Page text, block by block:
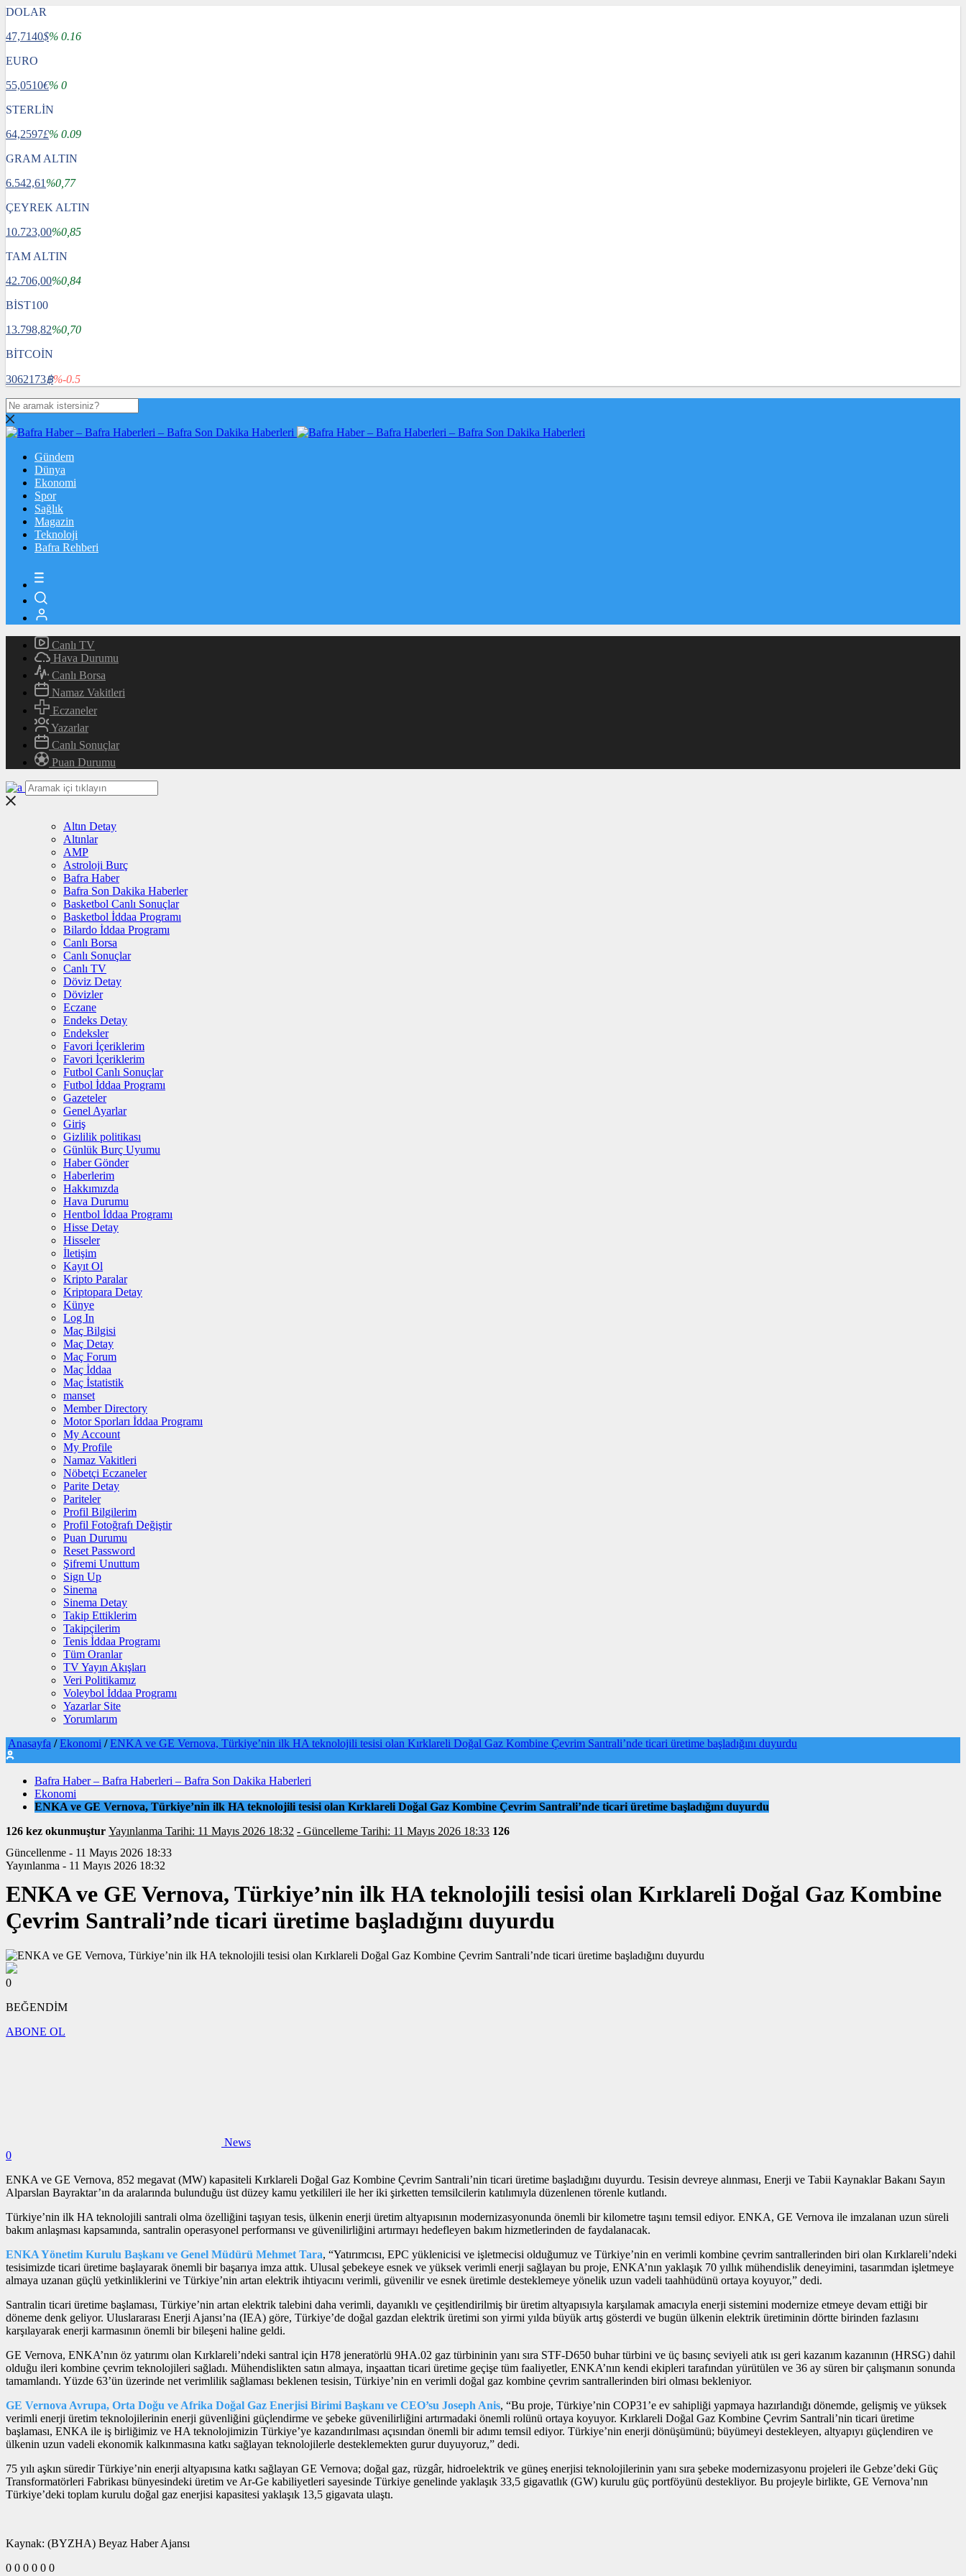
DOLAR
47,7140$% 0.16
EURO
55,0510€% 0
STERLİN
64,2597£% 0.09
GRAM ALTIN
6.542,61 %0,77
ÇEYREK ALTIN
10.723,00%0,85
TAM ALTIN
42.706,00%0,84
BİST100
13.798,82%0,70
BİTCOİN
3062173฿%-0.5
Gündem
Dünya
Ekonomi
Spor
Sağlık
Magazin
Teknoloji
Bafra Rehberi
Canlı TV
Hava Durumu
Canlı Borsa
Namaz Vakitleri
Eczaneler
Yazarlar
Canlı Sonuçlar
Puan Durumu
Altın Detay
Altınlar
AMP
Astroloji Burç
Bafra Haber
Bafra Son Dakika Haberler
Basketbol Canlı Sonuçlar
Basketbol İddaa Programı
Bilardo İddaa Programı
Canlı Borsa
Canlı Sonuçlar
Canlı TV
Döviz Detay
Dövizler
Eczane
Endeks Detay
Endeksler
Favori İçeriklerim
Favori İçeriklerim
Futbol Canlı Sonuçlar
Futbol İddaa Programı
Gazeteler
Genel Ayarlar
Giriş
Gizlilik politikası
Günlük Burç Uyumu
Haber Gönder
Haberlerim
Hakkımızda
Hava Durumu
Hentbol İddaa Programı
Hisse Detay
Hisseler
İletişim
Kayıt Ol
Kripto Paralar
Kriptopara Detay
Künye
Log In
Maç Bilgisi
Maç Detay
Maç Forum
Maç İddaa
Maç İstatistik
manset
Member Directory
Motor Sporları İddaa Programı
My Account
My Profile
Namaz Vakitleri
Nöbetçi Eczaneler
Parite Detay
Pariteler
Profil Bilgilerim
Profil Fotoğrafı Değiştir
Puan Durumu
Reset Password
Şifremi Unuttum
Sign Up
Sinema
Sinema Detay
Takip Ettiklerim
Takipçilerim
Tenis İddaa Programı
Tüm Oranlar
TV Yayın Akışları
Veri Politikamız
Voleybol İddaa Programı
Yazarlar Site
Yorumlarım
Anasayfa / Ekonomi / ENKA ve GE Vernova, Türkiye’nin ilk HA teknolojili tesisi olan Kırklareli Doğal Gaz Kombine Çevrim Santrali’nde ticari üretime başladığını duyurdu
Bafra Haber – Bafra Haberleri – Bafra Son Dakika Haberleri
Ekonomi
ENKA ve GE Vernova, Türkiye’nin ilk HA teknolojili tesisi olan Kırklareli Doğal Gaz Kombine Çevrim Santrali’nde ticari üretime başladığını duyurdu
126 kez okunmuştur Yayınlanma Tarihi: 11 Mayıs 2026 18:32 - Güncelleme Tarihi: 11 Mayıs 2026 18:33 126
Güncellenme - 11 Mayıs 2026 18:33
Yayınlanma - 11 Mayıs 2026 18:32
ENKA ve GE Vernova, Türkiye’nin ilk HA teknolojili tesisi olan Kırklareli Doğal Gaz Kombine
Çevrim Santrali’nde ticari üretime başladığını duyurdu
0
BEĞENDİM
ABONE OL
News
0
ENKA ve GE Vernova, 852 megavat (MW) kapasiteli Kırklareli Doğal Gaz Kombine Çevrim Santrali’nin ticari üretime başladığını duyurdu. Tesisin devreye alınması, Enerji ve Tabii Kaynaklar Bakanı Sayın
Alparslan Bayraktar’ın da aralarında bulunduğu üst düzey kamu yetkilileri ile her iki şirketten temsilcilerin katılımıyla düzenlenen törenle kutlandı.
Türkiye’nin ilk HA teknolojili santrali olma özelliğini taşıyan tesis, ülkenin enerji üretim altyapısının modernizasyonunda önemli bir kilometre taşını temsil ediyor. ENKA, GE Vernova ile imzalanan uzun süreli
bakım anlaşması kapsamında, santralin operasyonel performansı ve güvenilirliğini artırmayı hedefleyen bakım hizmetlerinden de faydalanacak.
ENKA Yönetim Kurulu Başkanı ve Genel Müdürü Mehmet Tara, “Yatırımcısı, EPC yüklenicisi ve işletmecisi olduğumuz ve Türkiye’nin en verimli kombine çevrim santrallerinden biri olan Kırklareli’ndeki
tesisimizde ticari üretime başlayarak önemli bir başarıya imza attık. Ulusal şebekeye esnek ve yüksek verimli enerji sağlayan bu proje, ENKA’nın yaklaşık 70 yıllık mühendislik deneyimini, tasarımdan işletmeye
almaya uzanan güçlü yetkinliklerini ve Türkiye’nin artan elektrik ihtiyacını verimli, güvenilir ve esnek üretimle desteklemeye yönelik uzun vadeli taahhüdünü ortaya koyuyor,” dedi.
Santralin ticari üretime başlaması, Türkiye’nin artan elektrik talebini daha verimli, dayanıklı ve çeşitlendirilmiş bir üretim altyapısıyla karşılamak amacıyla enerji sistemini modernize etmeye devam ettiği bir
döneme denk geliyor. Uluslararası Enerji Ajansı’na (IEA) göre, Türkiye’de doğal gazdan elektrik üretimi son yirmi yılda büyük artış gösterdi ve bugün ülkenin elektrik üretiminin dörtte birinden fazlasını
karşılayarak enerji karmasının önemli bir bileşeni haline geldi.
GE Vernova, ENKA’nın öz yatırımı olan Kırklareli’ndeki santral için H78 jeneratörlü 9HA.02 gaz türbininin yanı sıra STF-D650 buhar türbini ve üç basınç seviyeli atık ısı geri kazanım kazanının (HRSG) dahil
olduğu ileri kombine çevrim teknolojileri sağladı. Mühendislikten satın almaya, inşaattan ticari üretime geçişe tüm faaliyetler, ENKA’nın kendi ekipleri tarafından yürütülen ve 36 ay süren bir çalışmanın sonunda
tamamlandı. Yüzde 63’ün üzerinde net verimlilik sağlaması beklenen tesisin, Türkiye’nin en verimli doğal gaz kombine çevrim santrallerinden biri olması bekleniyor.
GE Vernova Avrupa, Orta Doğu ve Afrika Doğal Gaz Enerjisi Birimi Başkanı ve CEO’su Joseph Anis, “Bu proje, Türkiye’nin COP31’e ev sahipliği yapmaya hazırlandığı dönemde, gelişmiş ve yüksek
verimli enerji üretim teknolojilerinin enerji güvenliğini güçlendirme ve şebeke güvenilirliğini artırmadaki önemli rolünü ortaya koyuyor. Kırklareli Doğal Gaz Kombine Çevrim Santrali’nin ticari üretime
başlaması, ENKA ile iş birliğimiz ve HA teknolojimizin Türkiye’ye kazandırılması açısından önemli bir adımı temsil ediyor. Türkiye’nin enerji dönüşümünü; büyümeyi destekleyen, altyapıyı güçlendiren ve
ülkenin uzun vadeli ekonomik kalkınmasına katkı sağlayan teknolojilerle desteklemekten gurur duyuyoruz,” dedi.
75 yılı aşkın süredir Türkiye’nin enerji altyapısına katkı sağlayan GE Vernova; doğal gaz, rüzgâr, hidroelektrik ve güneş enerjisi teknolojilerinin yanı sıra şebeke modernizasyonu projeleri ile Gebze’deki Güç
Transformatörleri Fabrikası bünyesindeki üretim ve Ar-Ge kabiliyetleri sayesinde Türkiye genelinde yaklaşık 33,5 gigavatlık (GW) kurulu güç portföyünü destekliyor. Bu projeyle birlikte, GE Vernova’nın
Türkiye’deki toplam kurulu doğal gaz enerjisi kapasitesi yaklaşık 13,5 gigavata ulaştı.
Kaynak: (BYZHA) Beyaz Haber Ajansı
0 0 0 0 0 0